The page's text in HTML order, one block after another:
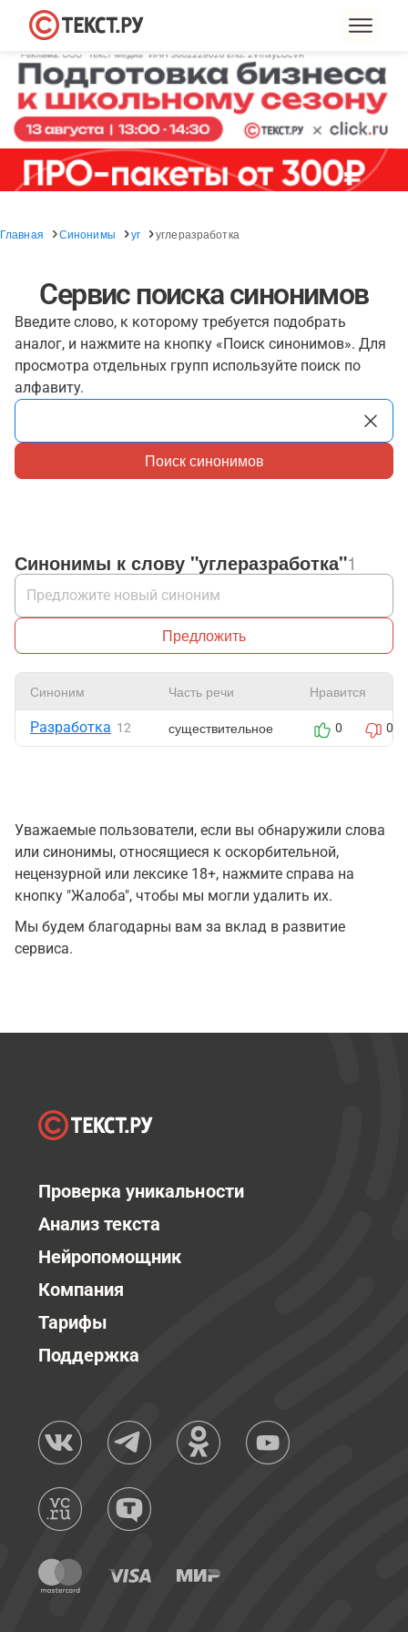
Главная Синонимы уг углеразработка
Сервис поиска синонимов
Введите слово, к которому требуется подобрать
аналог, и нажмите на кнопку «Поиск синонимов». Для
просмотра отдельных групп используйте поиск по
алфавиту.
Поиск синонимов
Синонимы к слову "углеразработка"1
Предложить
Синоним Часть речи Нравится
Разработка 12 существительное 0 0
Уважаемые пользователи, если вы обнаружили слова
или синонимы, относящиеся к оскорбительной,
нецензурной или лексике 18+, нажмите справа на
кнопку "Жалоба", чтобы мы могли удалить их.
Мы будем благодарны вам за вклад в развитие
сервиса.
Проверка уникальности
Анализ текста
Нейропомощник
Компания
Тарифы
Поддержка